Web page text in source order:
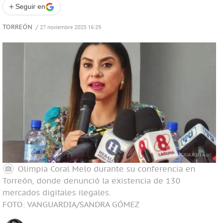
+ Seguir en
TORREÓN / 27 noviembre 2025 16:29
Olimpia Coral Melo durante su conferencia en
Torreón, donde denunció la existencia de 130
mercados digitales ilegales.
FOTO: VANGUARDIA/SANDRA GÓMEZ